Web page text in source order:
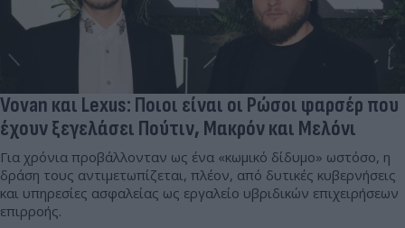
Vovan και Lexus: Ποιοι είναι οι Ρώσοι φαρσέρ που
έχουν ξεγελάσει Πούτιν, Μακρόν και Μελόνι
Για χρόνια προβάλλονταν ως ένα «κωμικό δίδυμο» ωστόσο, η
δράση τους αντιμετωπίζεται, πλέον, από δυτικές κυβερνήσεις
και υπηρεσίες ασφαλείας ως εργαλείο υβριδικών επιχειρήσεων
επιρροής.